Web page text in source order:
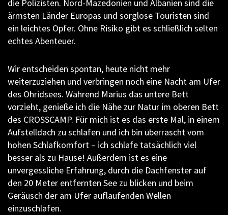
die Polizisten. Nord-Mazedonien und Albanien sind die
ärmsten Länder Europas und sorglose Touristen sind
ein leichtes Opfer. Ohne Risiko gibt es schließlich selten
echtes Abenteuer.
Wir entscheiden spontan, heute nicht mehr
weiterzuziehen und verbringen noch eine Nacht am Ufer
des Ohridsees. Während Marius das untere Bett
vorzieht, genieße ich die Nähe zur Natur im oberen Bett
des CROSSCAMP. Für mich ist es das erste Mal, in einem
Aufstelldach zu schlafen und ich bin überrascht vom
hohen Schlafkomfort – ich schlafe tatsächlich viel
besser als zu Hause! Außerdem ist es eine
unvergessliche Erfahrung, durch die Dachfenster auf
den 20 Meter entfernten See zu blicken und beim
Geräusch der am Ufer auflaufenden Wellen
einzuschlafen.